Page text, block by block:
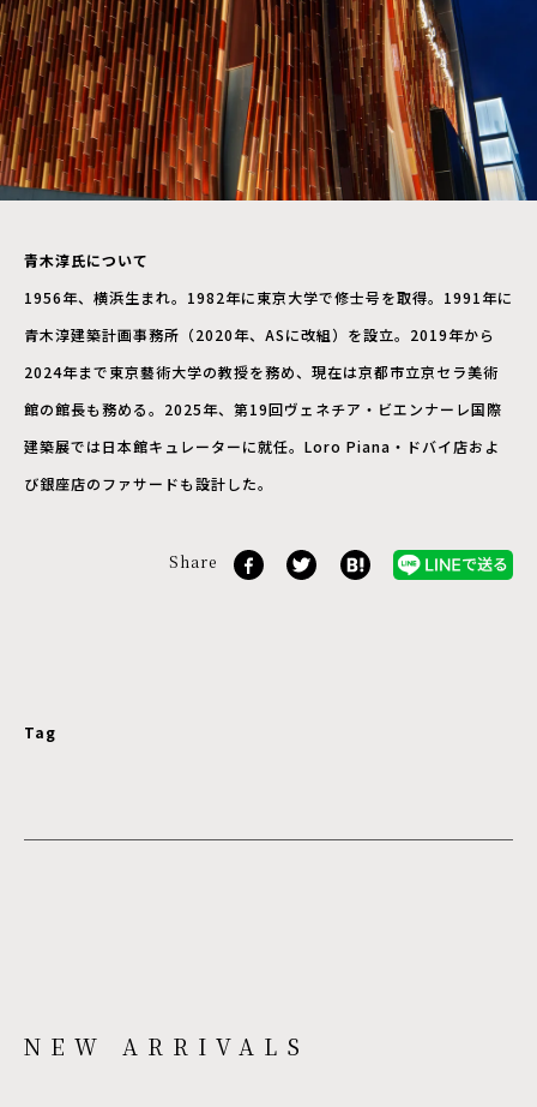
青木淳氏について
1956年、横浜生まれ。1982年に東京大学で修士号を取得。1991年に
青木淳建築計画事務所（2020年、ASに改組）を設立。2019年から
2024年まで東京藝術大学の教授を務め、現在は京都市立京セラ美術
館の館長も務める。2025年、第19回ヴェネチア・ビエンナーレ国際
建築展では日本館キュレーターに就任。Loro Piana・ドバイ店およ
び銀座店のファサードも設計した。
Share
Tag
NEW ARRIVALS